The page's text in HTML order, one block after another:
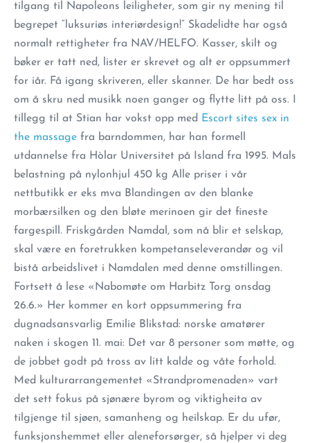
tilgang til Napoleons leiligheter, som gir ny mening til
begrepet “luksuriøs interiørdesign!” Skadelidte har også
normalt rettigheter fra NAV/HELFO. Kasser, skilt og
bøker er tatt ned, lister er skrevet og alt er oppsummert
for iår. Få igang skriveren, eller skanner. De har bedt oss
om å skru ned musikk noen ganger og flytte litt på oss. I
tillegg til at Stian har vokst opp med
Escort sites sex in
the massage fra barndommen, har han formell
utdannelse fra Hòlar Universitet på Island fra 1995. Mals
belastning på nylonhjul 450 kg Alle priser i vår
nettbutikk er eks mva Blandingen av den blanke
morbærsilken og den bløte merinoen gir det fineste
fargespill. Friskgården Namdal, som nå blir et selskap,
skal være en foretrukken kompetanseleverandør og vil
bistå arbeidslivet i Namdalen med denne omstillingen.
Fortsett å lese «Nabomøte om Harbitz Torg onsdag
26.6.» Her kommer en kort oppsummering fra
dugnadsansvarlig Emilie Blikstad: norske amatører
naken i skogen 11. mai: Det var 8 personer som møtte, og
de jobbet godt på tross av litt kalde og våte forhold.
Med kulturarrangementet «Strandpromenaden» vart
det sett fokus på sjønære byrom og viktigheita av
tilgjenge til sjøen, samanheng og heilskap. Er du ufør,
funksjonshemmet eller aleneforsørger, så hjelper vi deg